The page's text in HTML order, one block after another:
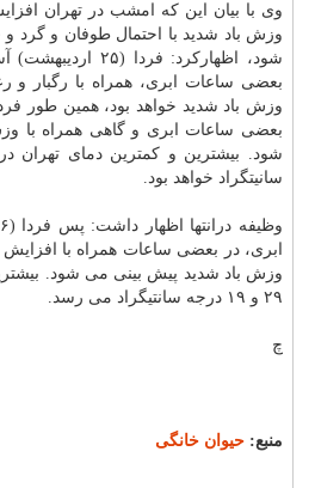
وی با بیان این كه امشب در تهران
وزش باد شدید با احتمال طوفان و گرد
شود، اظهاركرد:
بعضی ساعات ابری، همراه با رگبار و
وزش باد شدید خواهد بود، همین طور
بعضی ساعات ابری و گاهی همراه با
سانیتگراد خواهد بود.
ابری، در بعضی ساعات همراه با افزایش
وزش باد شدید پیش بینی می شود.
۲۹ و ۱۹ درجه سانتیگراد می رسد.
چ
منبع: حیوان خانگی